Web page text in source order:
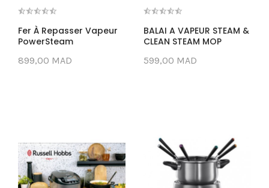
Fer À Repasser Vapeur
PowerSteam
899,00 MAD
BALAI A VAPEUR STEAM &
CLEAN STEAM MOP
599,00 MAD